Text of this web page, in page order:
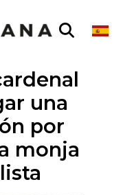
una
por
monja